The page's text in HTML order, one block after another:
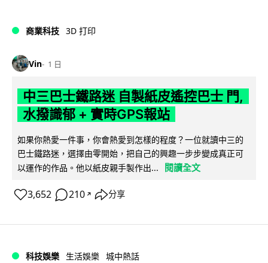
商業科技 3D 打印
Vin 1 日
中三巴士鐵路迷 自製紙皮遙控巴士 門,
水撥識郁 + 實時GPS報站
如果你熱愛一件事，你會熱愛到怎樣的程度？一位就讀中三的
巴士鐵路迷，選擇由零開始，把自己的興趣一步步變成真正可
以運作的作品。他以紙皮親手製作出...
閱讀全文
3,652 210 ↗ 分享
科技娛樂 生活娛樂 城中熱話